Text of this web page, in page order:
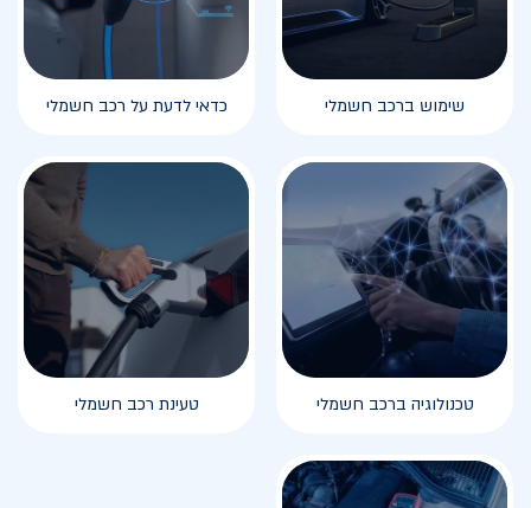
שימוש ברכב חשמלי כדאי לדעת על רכב חשמלי
טכנולוגיה ברכב חשמלי טעינת רכב חשמלי